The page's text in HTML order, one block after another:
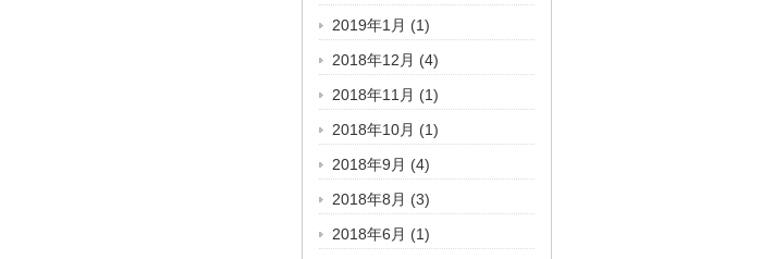
2019年1月 (1)
2018年12月 (4)
2018年11月 (1)
2018年10月 (1)
2018年9月 (4)
2018年8月 (3)
2018年6月 (1)